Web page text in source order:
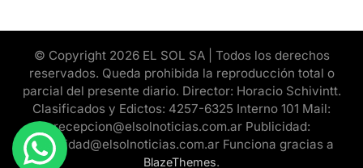
© Copyright 2026 EL SOL SA | Todos los derechos
reservados. Queda prohibida la reproducción total o
parcial del presente diario. Director: Horacio Schivintt.
Clasificados y Edictos: 4257-6325 Interno 101 Mail:
recepcion@elsolnoticias.com.ar Publicidad:
publicidad@elsolnoticias.com.ar Funciona gracias a
BlazeThemes.